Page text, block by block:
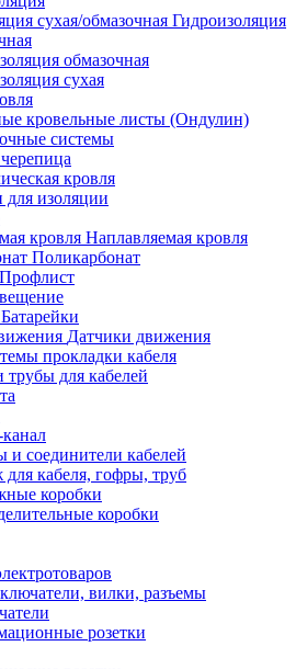
Гидроизоляция
обмазочная
сухая
кровельные листы (Ондулин)
системы
кровля
изоляции
Наплавляемая кровля
Поликарбонат
Профлист
Батарейки
Датчики движения
прокладки кабеля
трубы для кабелей
соединители кабелей
кабеля, гофры, труб
коробки
коробки
вилки, разъемы
розетки